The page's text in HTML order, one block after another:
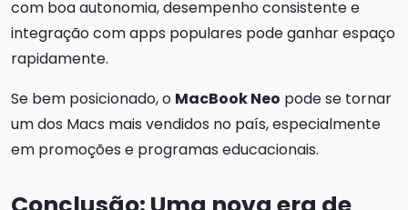
com boa autonomia, desempenho consistente e
integração com apps populares pode ganhar espaço
rapidamente.
Se bem posicionado, o MacBook Neo pode se tornar
um dos Macs mais vendidos no país, especialmente
em promoções e programas educacionais.